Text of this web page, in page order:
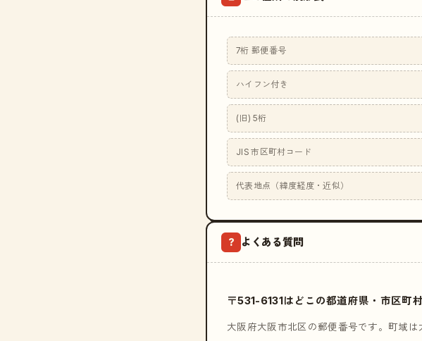
7桁 郵便番号
ハイフン付き
(旧) 5桁
JIS 市区町村コード
代表地点（緯度経度・近似）
? よくある質問
〒531-6131はどこの都道府県・市区町
大阪府大阪市北区の郵便番号です。町域